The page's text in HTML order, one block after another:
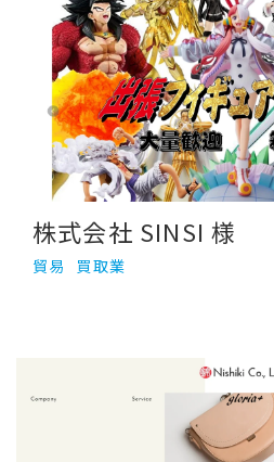
株式会社 SINSI 様
貿易 買取業